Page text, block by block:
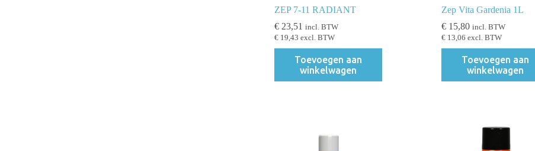
ZEP 7-11 RADIANT
€ 23,51 incl. BTW
€ 19,43 excl. BTW
Toevoegen aan
winkelwagen
Zep Vita Gardenia 1L
€ 15,80 incl. BTW
€ 13,06 excl. BTW
Toevoegen aan
winkelwagen